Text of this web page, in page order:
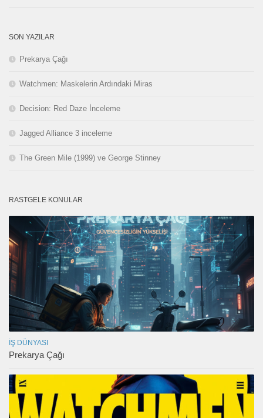
SON YAZILAR
Prekarya Çağı
Watchmen: Maskelerin Ardındaki Miras
Decision: Red Daze İnceleme
Jagged Alliance 3 inceleme
The Green Mile (1999) ve George Stinney
RASTGELE KONULAR
İŞ DÜNYASI
Prekarya Çağı